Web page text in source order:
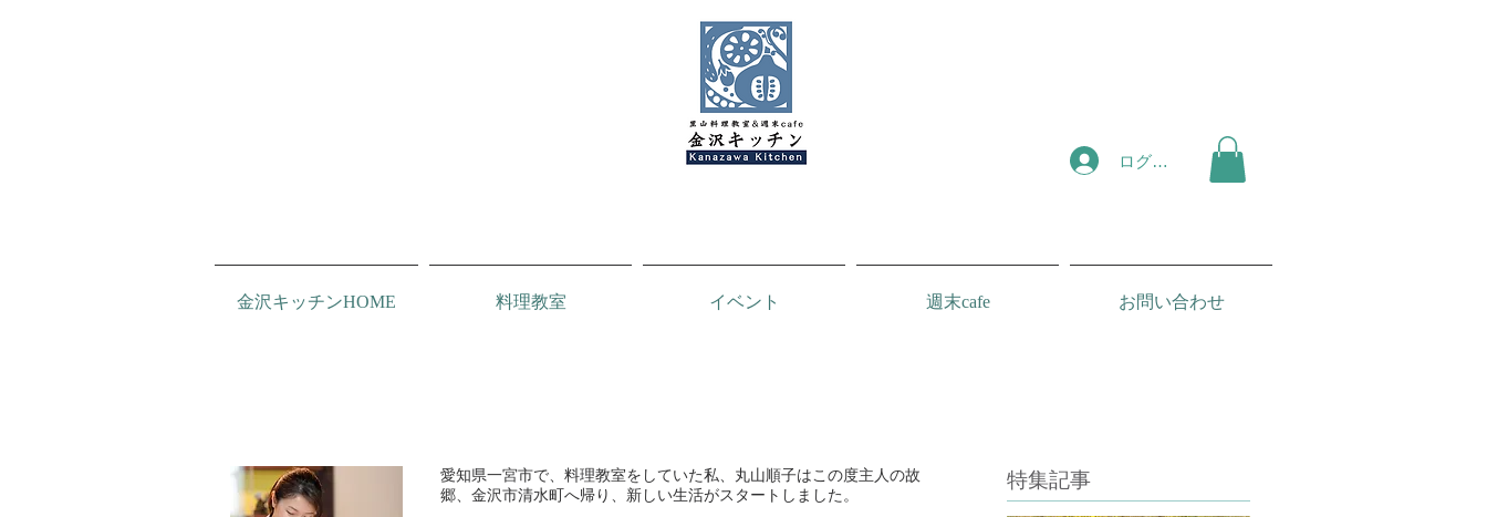
ログイン
金沢キッチンHOME 料理教室 イベント 週末cafe お問い合わせ
愛知県一宮市で、料理教室をしていた私、丸山順子はこの度主人の故
郷、金沢市清水町へ帰り、新しい生活がスタートしました。
特集記事